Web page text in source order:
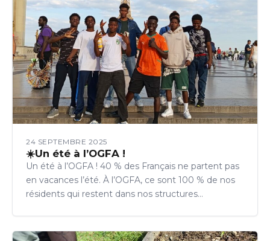
24 SEPTEMBRE 2025
☀️Un été à l’OGFA !
Un été à l’OGFA ! 40 % des Français ne partent pas
en vacances l’été. À l’OGFA, ce sont 100 % de nos
résidents qui restent dans nos structures…